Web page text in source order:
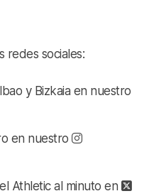
redes sociales:
y Bizkaia en nuestro
en nuestro
Athletic al minuto en